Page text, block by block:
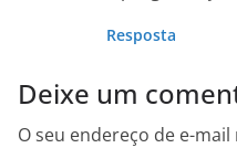
Resposta
Deixe um
O seu endereço de e-